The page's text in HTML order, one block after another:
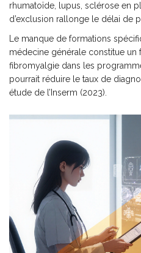
rhumatoïde, lupus, sclérose en
d’exclusion rallonge le délai de
Le manque de formations
médecine générale constitue un
fibromyalgie dans les
pourrait réduire le taux de
étude de l’Inserm (2023).